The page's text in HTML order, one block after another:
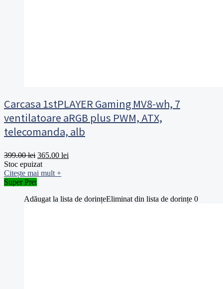
Carcasa 1stPLAYER Gaming MV8-wh, 7
ventilatoare aRGB plus PWM, ATX,
telecomanda, alb
399.00lei Prețul
inițial
a
365.00 lei
Stoc epuizat
Citește mai mult +
Super Pret
Adăugat la lista de dorințeEliminat din lista de dorințe 0